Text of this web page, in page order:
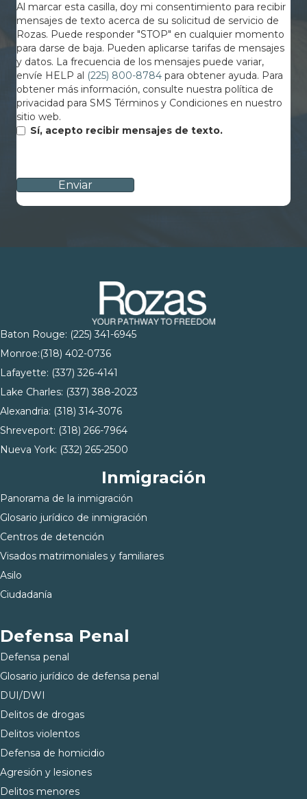
Al marcar esta casilla, doy mi consentimiento para recibir
mensajes de texto acerca de su solicitud de servicio de
Rozas. Puede responder "STOP" en cualquier momento
para darse de baja. Pueden aplicarse tarifas de mensajes
y datos. La frecuencia de los mensajes puede variar,
envíe HELP al (225) 800-8784 para obtener ayuda. Para
obtener más información, consulte nuestra política de
privacidad para SMS Términos y Condiciones en nuestro
sitio web.
Sí, acepto recibir mensajes de texto.
Baton Rouge: (225) 341-6945
Monroe:(318) 402-0736
Lafayette: (337) 326-4141
Lake Charles: (337) 388-2023
Alexandria: (318) 314-3076
Shreveport: (318) 266-7964
Nueva York: (332) 265-2500
Inmigración
Panorama de la inmigración
Glosario jurídico de inmigración
Centros de detención
Visados matrimoniales y familiares
Asilo
Ciudadanía
Defensa Penal
Defensa penal
Glosario jurídico de defensa penal
DUI/DWI
Delitos de drogas
Delitos violentos
Defensa de homicidio
Agresión y lesiones
Delitos menores